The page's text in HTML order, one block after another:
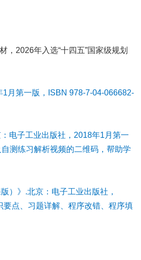
，2026年入选“十四五”国家级规划
月第一版，ISBN 978-7-04-066682-
电子工业出版社，2018年1月第一
测练习解析视频的二维码，帮助学
）》.北京：电子工业出版社，
点、习题详解、程序改错、程序填